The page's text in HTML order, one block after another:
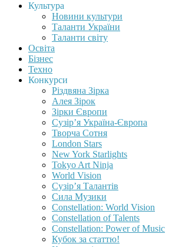
Культура
Новини культури
Таланти України
Таланти світу
Освіта
Бізнес
Техно
Конкурси
Різдвяна Зірка
Алея Зірок
Зірки Європи
Сузір’я Україна-Європа
Творча Сотня
London Stars
New York Starlights
Tokyo Art Ninja
World Vision
Сузір’я Талантів
Сила Музики
Constellation: World Vision
Constellation of Talents
Constellation: Power of Music
Кубок за статтю!